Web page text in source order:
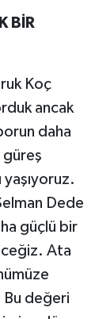
BİR
Koç
ancak
daha
güreş
Dede
güçlü bir
Ata
Bu değeri